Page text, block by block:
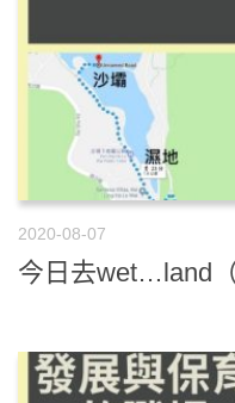
2020-08-07
今日去wet…land